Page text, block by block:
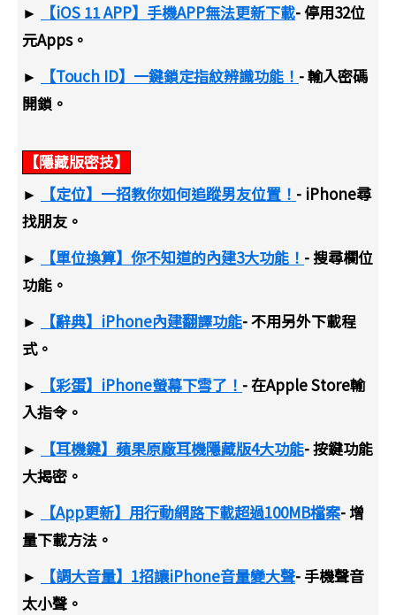
►
【iOS 11 APP】手機APP無法更新下載- 停用32位
元Apps。
►
【Touch ID】一鍵鎖定指紋辨識功能！ - 輸入密碼
開鎖。
【隱藏版密技】
►
【定位】一招教你如何追蹤男友位置！ - iPhone尋
找朋友。
►
【單位換算】你不知道的內建3大功能！ - 搜尋欄位
功能。
►
【辭典】iPhone內建翻譯功能- 不用另外下載程
式。
►
【彩蛋】iPhone螢幕下雪了！ - 在Apple Store輸
入指令。
►
【耳機鍵】蘋果原廠耳機隱藏版4大功能- 按鍵功能
大揭密。
►
【App更新】用行動網路下載超過100MB檔案- 增
量下載方法。
►
【調大音量】1招讓iPhone音量變大聲- 手機聲音
太小聲。